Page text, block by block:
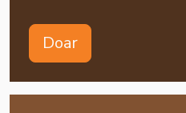
Doar